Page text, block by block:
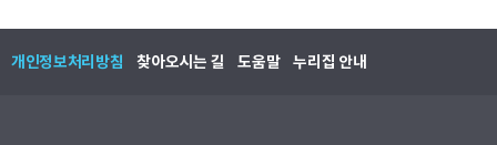
개인정보처리방침 찾아오시는 길 도움말 누리집 안내